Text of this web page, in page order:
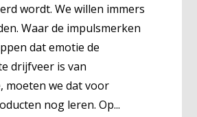
wordt. We willen immers
Waar de impulsmerken
dat emotie de
drijfveer is van
moeten we dat voor
nog leren. Op